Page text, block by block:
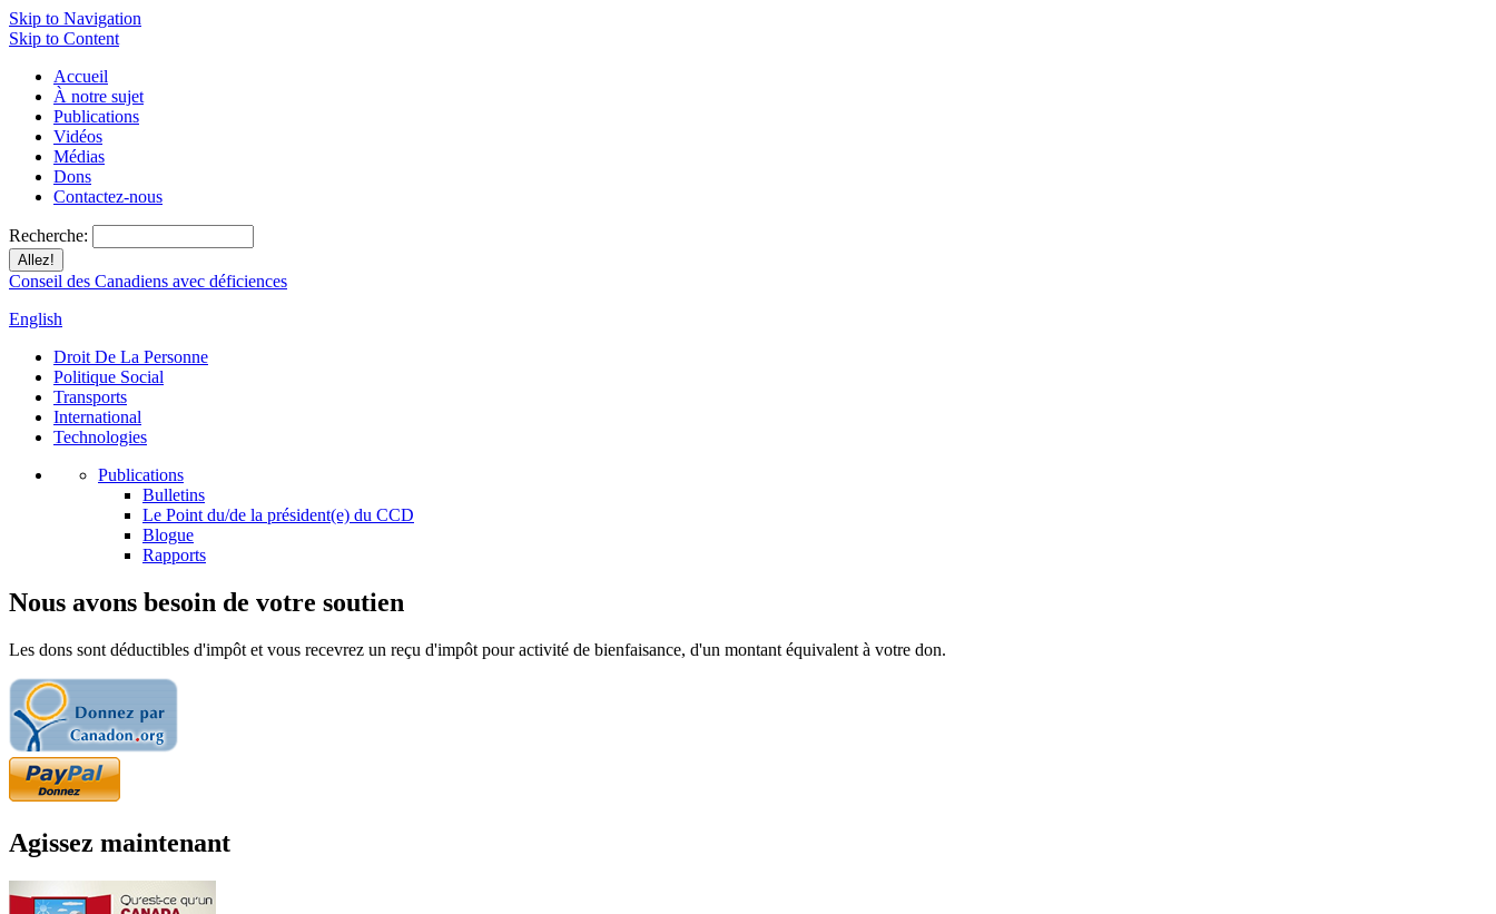
Skip to Navigation
Skip to Content
Accueil
À notre sujet
Publications
Vidéos
Médias
Dons
Contactez-nous
Recherche:
Conseil des Canadiens avec déficiences
English
Droit De La Personne
Politique Social
Transports
International
Technologies
Publications
Bulletins
Le Point du/de la président(e) du CCD
Blogue
Rapports
Nous avons besoin de votre soutien
Les dons sont déductibles d'impôt et vous recevrez un reçu d'impôt pour activité de bienfaisance, d'un montant équivalent à votre don.
Agissez maintenant